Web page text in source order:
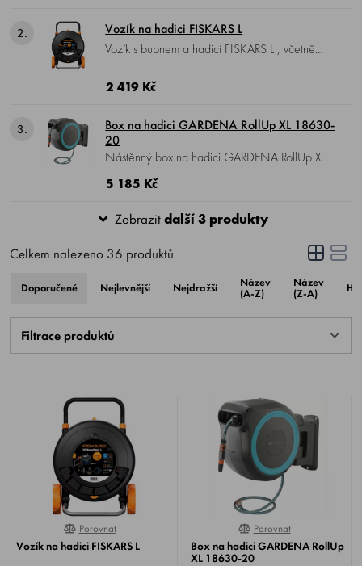
vybavení včetně spojek a zavlažovací
koncovky je prakticky uložené uvnitř
integrované skříňky v těle navijáku.
2.
Vozík na hadici FISKARS L
Vozík s bubnem a hadicí FISKARS L , včetně
m, praktická integrovaná skříňka s
snadné zalévání zahrad, dvorů či teras.
2 419 Kč
3.
Box na hadici GARDENA RollUp XL 18630-
20
Nástěnný box na hadici GARDENA RollUp XL
18630-20 , dodáván s nástěnným držákem,
hadicí, všemi požadovanými díly Original
GARDENA systému a postřikovačem se dvěma
různými možnostmi rozprašovacího paprsku.
5 185 Kč
Zobrazitdalší 3 produkty
Celkem nalezeno 36 produktů
Doporučené Nejlevnější Nejdražší
Název
(A-Z)
Název
(Z-A)
Filtrace produktů
100%
Porovnat
Vozík na hadici FISKARS L
0%
Porovnat
Box na hadici GARDENA RollUp
XL 18630-20